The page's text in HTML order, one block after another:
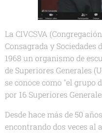
La CIVCSVA
Consagrada y Sociedades
1968 un organismo de
de Superiores Generales
se conoce como "el grupo
por 16 Superiores
Desde hace más de 50
encontrando dos veces al